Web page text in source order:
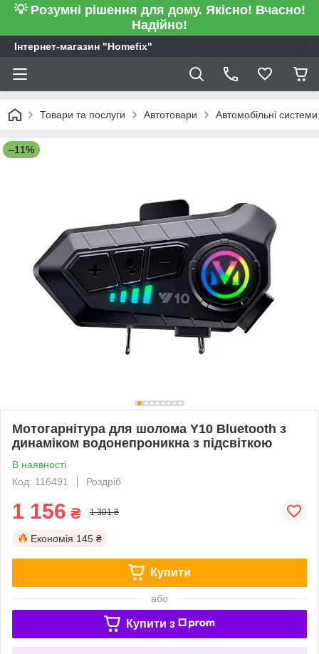
💡 Розумні рішення для дому. Якісно! Вчасно!
Надійно!
Інтернет-магазин "Homefix"
Товари та послуги Автотовари Автомобільні системи
–11%
Мотогарнітура для шолома Y10 Bluetooth з
динаміком водонепроникна з підсвіткою
В наявності
Код: 116491
Роздріб
1 156 ₴ 1 301 ₴
Економія 145 ₴
Купити
або
Купити з